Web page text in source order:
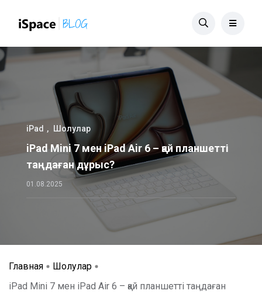
iPad Шолулар
iPad Mini 7 мен iPad Air 6 – қай планшетті
таңдаған дұрыс?
01.08.2025
Главная
Шолулар
iPad Mini 7 мен iPad Air 6 – қай планшетті таңдаған